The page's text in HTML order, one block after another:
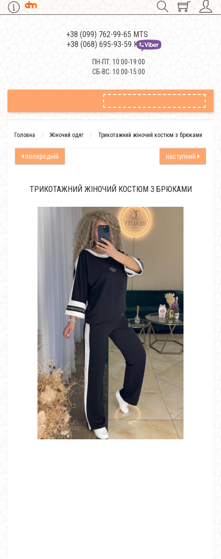
+38 (099) 762-99-65 MTS
+38 (068) 695-93-59 Kievstar
ПН-ПТ: 10:00-19:00
СБ-ВС: 10:00-15:00
Головна Жіночий одяг Трикотажний жіночий костюм з брюками
попередній наступний
ТРИКОТАЖНИЙ ЖІНОЧИЙ КОСТЮМ З БРЮКАМИ